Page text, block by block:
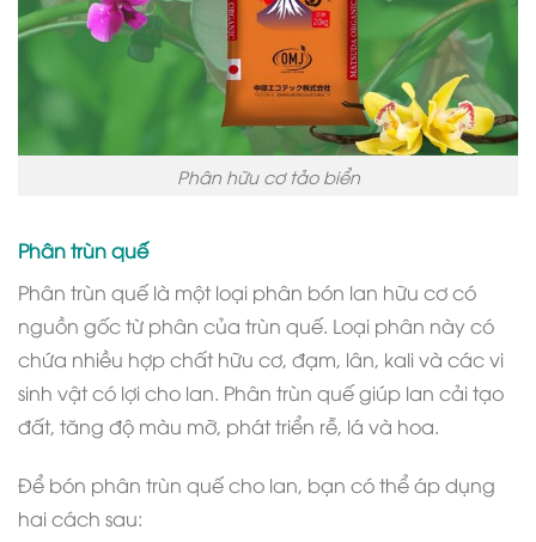
Phân hữu cơ tảo biển
Phân trùn quế
Phân trùn quế là một loại phân bón lan hữu cơ có
nguồn gốc từ phân của trùn quế. Loại phân này có
chứa nhiều hợp chất hữu cơ, đạm, lân, kali và các vi
sinh vật có lợi cho lan. Phân trùn quế giúp lan cải tạo
đất, tăng độ màu mỡ, phát triển rễ, lá và hoa.
Để bón phân trùn quế cho lan, bạn có thể áp dụng
hai cách sau: